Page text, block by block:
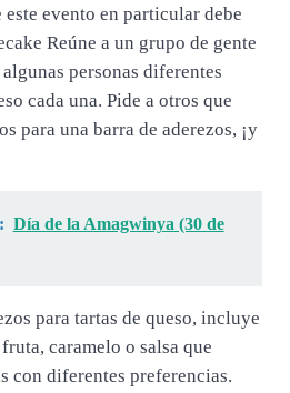
evento en particular debe
Reúne a un grupo de gente
personas diferentes
cada una. Pide a otros que
para una barra de aderezos, ¡y
Día de la Amagwinya (30 de
para tartas de queso, incluye
caramelo o salsa que
con diferentes preferencias.